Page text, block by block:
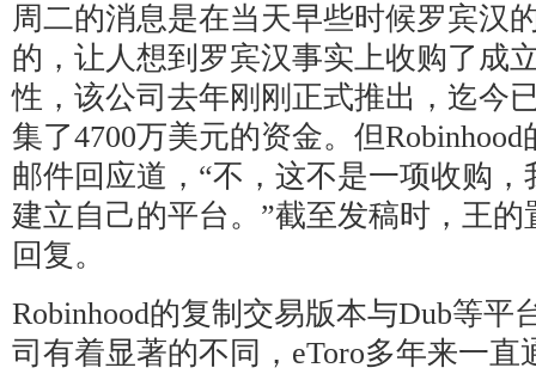
周二的消息是在当天早些时候罗宾汉
的，让人想到罗宾汉事实上收购了成
性，该公司去年刚刚正式推出，迄今
集了4700万美元的资金。但
邮件回应道，“不，这不是一项收购，
建立自己的平台。”截至发稿时，王
回复。
Robinhood的复制交易版本与Dub等平
司有着显著的不同，eToro多年来一直